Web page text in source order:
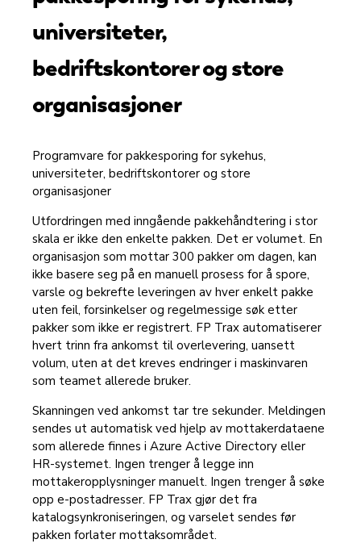
universiteter,
bedriftskontorer og store
organisasjoner
Programvare for pakkesporing for sykehus,
universiteter, bedriftskontorer og store
organisasjoner
Utfordringen med inngående pakkehåndtering i stor
skala er ikke den enkelte pakken. Det er volumet. En
organisasjon som mottar 300 pakker om dagen, kan
ikke basere seg på en manuell prosess for å spore,
varsle og bekrefte leveringen av hver enkelt pakke
uten feil, forsinkelser og regelmessige søk etter
pakker som ikke er registrert. FP Trax automatiserer
hvert trinn fra ankomst til overlevering, uansett
volum, uten at det kreves endringer i maskinvaren
som teamet allerede bruker.
Skanningen ved ankomst tar tre sekunder. Meldingen
sendes ut automatisk ved hjelp av mottakerdataene
som allerede finnes i Azure Active Directory eller
HR-systemet. Ingen trenger å legge inn
mottakeropplysninger manuelt. Ingen trenger å søke
opp e-postadresser. FP Trax gjør det fra
katalogsynkroniseringen, og varselet sendes før
pakken forlater mottaksområdet.